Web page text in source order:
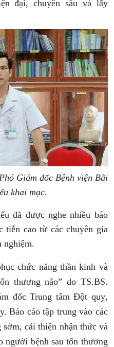
đại, chuyên sâu và lấy
Giám đốc Bệnh viện Bãi
khai mạc.
đã được nghe nhiều báo
tiễn cao từ các chuyên gia
nghiệm.
chức năng thần kinh và
thương não” do TS.BS.
đốc Trung tâm Đột quỵ,
Báo cáo tập trung vào các
cải thiện nhận thức và
người bệnh sau tổn thương